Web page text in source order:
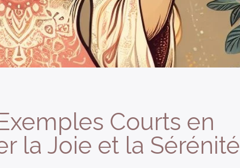
Courts en
la Joie et la Sérénité